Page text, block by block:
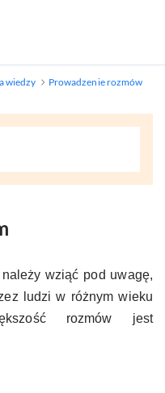
wiedzy
Prowadzenie rozmów
wziąć pod uwagę,
ludzi w różnym wieku
rozmów jest